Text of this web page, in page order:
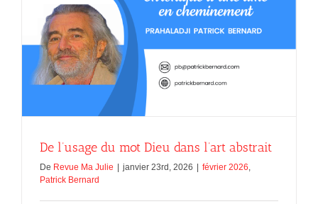
De l’usage du mot Dieu dans l’art abstrait
De Revue Ma Julie | janvier 23rd, 2026 | février 2026
Patrick Bernard